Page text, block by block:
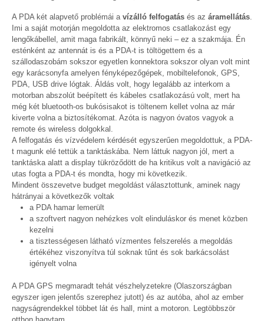
A PDA két alapvető problémái a vízálló felfogatás és az áramellátás
Imi a saját motorján megoldotta az elektromos csatlakozást egy
lengőkábellel, amit maga fabrikált, könnyű neki – ez a szakmája. Én
esténként az antennát is és a PDA-t is töltögettem és a
szállodaszobám sokszor egyetlen konnektora sokszor olyan volt mint
egy karácsonyfa amelyen fényképezőgépek, mobiltelefonok, GPS,
PDA, USB drive lógtak. Áldás volt, hogy legalább az interkom a
motorban abszolút beépített és kábeles csatlakozású volt, mert ha
még két bluetooth-os bukósisakot is töltenem kellet volna az már
kiverte volna a biztosítékomat. Azóta is nagyon óvatos vagyok a
remote és wireless dolgokkal.
A felfogatás és vízvédelem kérdését egyszerűen megoldottuk, a PDA-
t magunk elé tettük a tanktáskába. Nem láttuk nagyon jól, mert a
tanktáska alatt a display tükröződött de ha kritikus volt a navigáció az
utas fogta a PDA-t és mondta, hogy mi következik.
Mindent összevetve budget megoldást választottunk, aminek nagy
hátrányai a következők voltak
a PDA hamar lemerült
a szoftvert nagyon nehézkes volt elinduláskor és menet közben
kezelni
a tisztességesen látható vízmentes felszerelés a megoldás
értékéhez viszonyítva túl soknak tűnt és sok barkácsolást
igényelt volna
A PDA GPS megmaradt tehát vészhelyzetekre (Olaszországban
egyszer igen jelentős szerephez jutott) és az autóba, ahol az ember
nagyságrendekkel többet lát és hall, mint a motoron. Legtöbbször